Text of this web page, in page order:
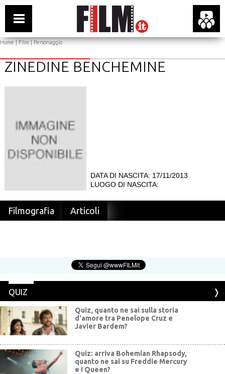
Home|Film| Personaggio
ZINEDINE BENCHEMINE
DATA DI NASCITA: 17/11/2013
LUOGO DI NASCITA:
Filmografia Articoli
QUIZ
Quiz, quanto ne sai sulla storia
d'amore tra Penelope Cruz e
Javier Bardem?
Quiz: arriva Bohemian Rhapsody,
quanto ne sai su Freddie Mercury
e i Queen?